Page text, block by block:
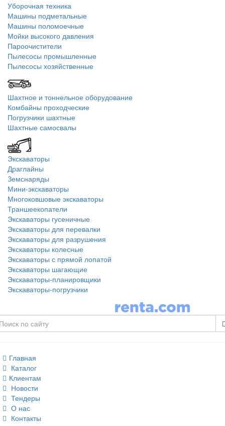
Уборочная техника
Машины подметальные
Машины поломоечные
Мойки высокого давления
Пароочистители
Пылесосы промышленные
Пылесосы хозяйственные
Шахтное и тоннельное оборудование
Комбайны проходческие
Погрузчики шахтные
Шахтные самосвалы
Экскаваторы
Драглайны
Земснаряды
Мини-экскаваторы
Многоковшовые экскаваторы
Траншеекопатели
Экскаваторы гусеничные
Экскаваторы для перевалки
Экскаваторы для разрушения
Экскаваторы колесные
Экскаваторы с прямой лопатой
Экскаваторы шагающие
Экскаваторы-планировщики
Экскаваторы-погрузчики
Главная
Каталог
Клиентам
Новости
Тендеры
О нас
Контакты